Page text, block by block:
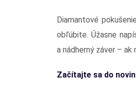
Diamantové
obľúbite. Úžasne
a nádherný záver –
Začítajte sa do